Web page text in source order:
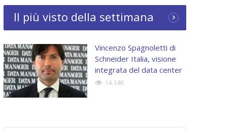
Il più visto della settimana
Vincenzo Spagnoletti di
Schneider Italia, visione
integrata del data center
14.14K